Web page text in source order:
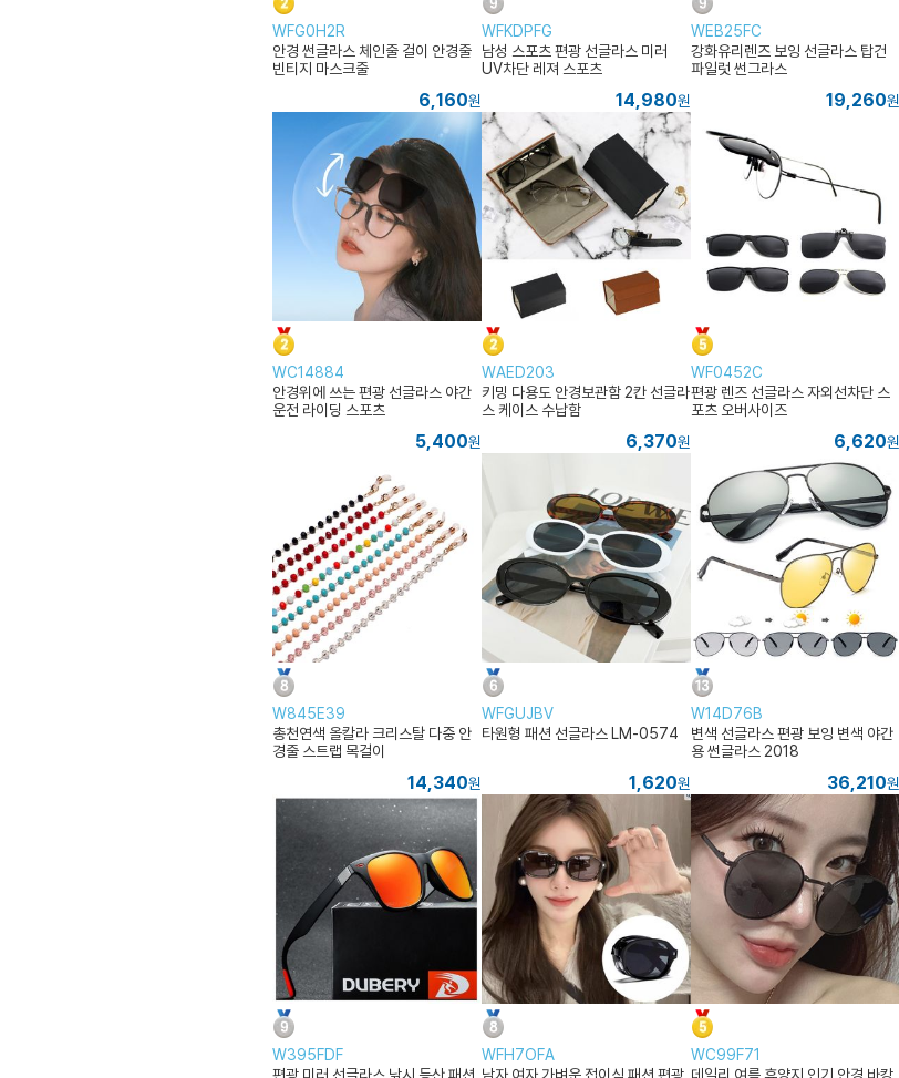
WFG0H2R
안경 썬글라스 체인줄 걸이 안경줄
빈티지 마스크줄
6,160원
WFKDPFG
남성 스포츠 편광 선글라스 미러
UV차단 레져 스포츠
14,980원
WEB25FC
강화유리렌즈 보잉 선글라스 탑건
파일럿 썬그라스
19,260원
WC14884
안경위에 쓰는 편광 선글라스 야간
운전 라이딩 스포츠
5,400원
WAED203
키밍 다용도 안경보관함 2칸 선글라
스 케이스 수납함
6,370원
WF0452C
편광 렌즈 선글라스 자외선차단 스
포츠 오버사이즈
6,620원
W845E39
총천연색 올칼라 크리스탈 다중 안
경줄 스트랩 목걸이
14,340원
WFGUJBV
타원형 패션 선글라스 LM-0574
1,620원
W14D76B
변색 선글라스 편광 보잉 변색 야간
용 썬글라스 2018
36,210원
W395FDF
WFH7OFA
WC99F71